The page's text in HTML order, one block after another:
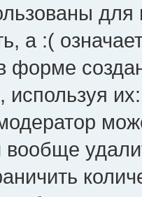
а :(
форме
используя